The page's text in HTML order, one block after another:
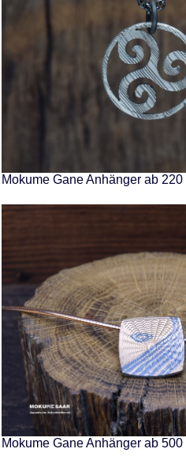
Mokume Gane Anhänger ab 220
Mokume Gane Anhänger ab 500